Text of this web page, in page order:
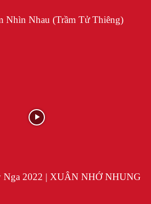
Nhìn Nhau (Trầm Tử Thiêng)
Nga 2022 | XUÂN NHỚ NHUNG